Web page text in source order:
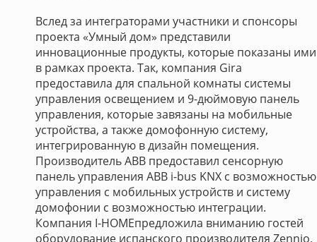
Вслед за интеграторами участники и спонсоры
проекта «Умный дом» представили
инновационные продукты, которые показаны ими
в рамках проекта. Так, компания Gira
предоставила для спальной комнаты системы
управления освещением и 9-дюймовую панель
управления, которые завязаны на мобильные
устройства, а также домофонную систему,
интегрированную в дизайн помещения.
Производитель ABB предоставил сенсорную
панель управления ABB i-bus KNX с возможностью
управления с мобильных устройств и систему
домофонии с возможностью интеграции.
Компания I-HOMEпредложила вниманию гостей
оборудование испанского производителя Zennio,